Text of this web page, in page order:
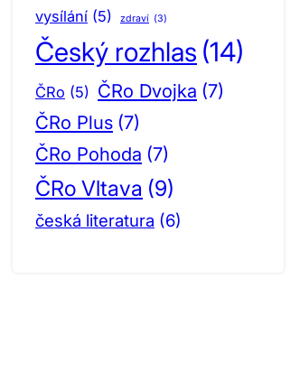
vysílání (5) zdraví (3)
Český rozhlas (14)
ČRo (5) ČRo Dvojka (7)
ČRo Plus (7)
ČRo Pohoda (7)
ČRo Vltava (9)
česká literatura (6)